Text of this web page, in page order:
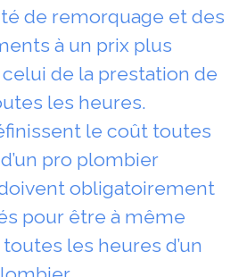
de remorquage et des
à un prix plus
de la prestation de
les heures.
le coût toutes
pro plombier
obligatoirement
pour être à même
les heures d’un